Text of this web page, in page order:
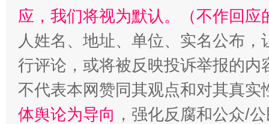
应，我们将视为默认。（不作回应
人姓名、地址、单位、实名公布
行评论，或将被反映投诉举报的
不代表本网赞同其观点和对其真实
体舆论为导向 ，强化反腐和公众/